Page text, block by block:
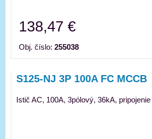
138,47 €
Obj. číslo: 255038
S125-NJ 3P 100A FC MCCB
Istič AC, 100A, 3pólový, 36kA,